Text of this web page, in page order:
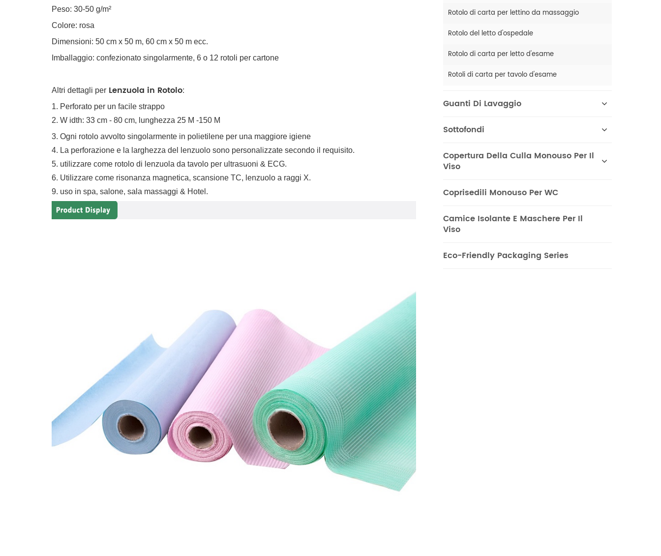
Peso: 30-50 g/m²
Colore: rosa
Dimensioni: 50 cm x 50 m, 60 cm x 50 m ecc.
Imballaggio: confezionato singolarmente, 6 o 12 rotoli per cartone
Altri dettagli per Lenzuola in Rotolo:
1. Perforato per un facile strappo
2. W idth: 33 cm - 80 cm, lunghezza 25 M -150 M
3. Ogni rotolo avvolto singolarmente in polietilene per una maggiore igiene
4. La perforazione e la larghezza del lenzuolo sono personalizzate secondo il requisito.
5. utilizzare come rotolo di lenzuola da tavolo per ultrasuoni & ECG.
6. Utilizzare come risonanza magnetica, scansione TC, lenzuolo a raggi X.
9. uso in spa, salone, sala massaggi & Hotel.
Rotolo di carta per lettino da massaggio
Rotolo del letto d'ospedale
Rotolo di carta per letto d'esame
Rotoli di carta per tavolo d'esame
Guanti Di Lavaggio
Sottofondi
Copertura Della Culla Monouso Per Il
Viso
Coprisedili Monouso Per WC
Camice Isolante E Maschere Per Il
Viso
Eco-Friendly Packaging Series